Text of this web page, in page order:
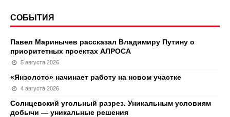
СОБЫТИЯ
Павел Маринычев рассказал Владимиру Путину о
приоритетных проектах АЛРОСА
5 августа 2026
«Янзолото» начинает работу на новом участке
4 августа 2026
Солнцевский угольный разрез. Уникальным условиям
добычи — уникальные решения